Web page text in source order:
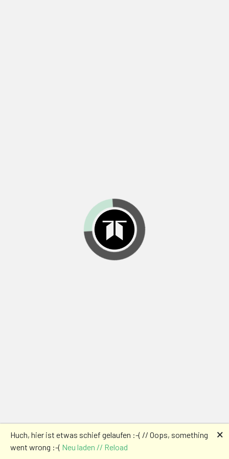
Huch, hier ist etwas schief gelaufen :-( // Oops, something
went wrong :-( Neu laden // Reload
🗙